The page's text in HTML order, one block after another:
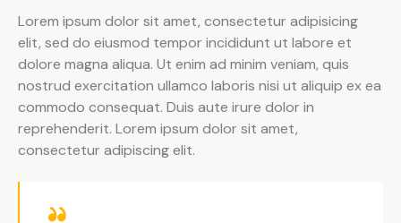
Lorem ipsum dolor sit amet, consectetur adipisicing
elit, sed do eiusmod tempor incididunt ut labore et
dolore magna aliqua. Ut enim ad minim veniam, quis
nostrud exercitation ullamco laboris nisi ut aliquip ex ea
commodo consequat. Duis aute irure dolor in
reprehenderit. Lorem ipsum dolor sit amet,
consectetur adipiscing elit.